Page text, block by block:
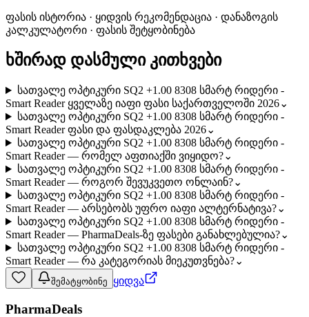
ფასის ისტორია · ყიდვის რეკომენდაცია · დანაზოგის
კალკულატორი · ფასის შეტყობინება
ხშირად დასმული კითხვები
სათვალე ოპტიკური SQ2 +1.00 8308 სმარტ რიდერი -
Smart Reader ყველაზე იაფი ფასი საქართველოში 2026⌄
სათვალე ოპტიკური SQ2 +1.00 8308 სმარტ რიდერი -
Smart Reader ფასი და ფასდაკლება 2026⌄
სათვალე ოპტიკური SQ2 +1.00 8308 სმარტ რიდერი -
Smart Reader — რომელ აფთიაქში ვიყიდო?⌄
სათვალე ოპტიკური SQ2 +1.00 8308 სმარტ რიდერი -
Smart Reader — როგორ შევუკვეთო ონლაინ?⌄
სათვალე ოპტიკური SQ2 +1.00 8308 სმარტ რიდერი -
Smart Reader — არსებობს უფრო იაფი ალტერნატივა?⌄
სათვალე ოპტიკური SQ2 +1.00 8308 სმარტ რიდერი -
Smart Reader — PharmaDeals-ზე ფასები განახლებულია?⌄
სათვალე ოპტიკური SQ2 +1.00 8308 სმარტ რიდერი -
Smart Reader — რა კატეგორიას მიეკუთვნება?⌄
შემატყობინე ყიდვა
PharmaDeals